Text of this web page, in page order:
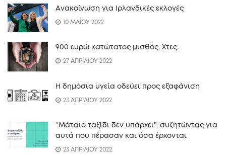
Ανακοίνωση για Ιρλανδικές εκλογές
10 ΜΑΪΟΥ 2022
900 ευρώ κατώτατος μισθός. Xτες.
27 ΑΠΡΙΛΙΟΥ 2022
Η δημόσια υγεία οδεύει προς εξαφάνιση
23 ΑΠΡΙΛΙΟΥ 2022
“Mάταιο ταξίδι δεν υπάρχει”: συζητώντας για
αυτά που πέρασαν και όσα έρχονται
23 ΑΠΡΙΛΙΟΥ 2022